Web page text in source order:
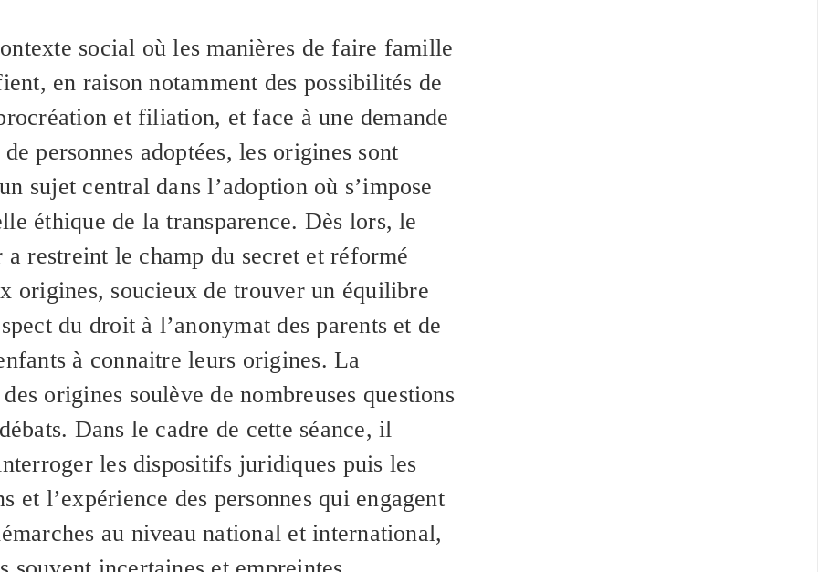
social où les manières de faire famille
en raison notamment des possibilités de
et filiation, et face à une demande
personnes adoptées, les origines sont
sujet central dans l’adoption où s’impose
éthique de la transparence. Dès lors, le
a restreint le champ du secret et réformé
origines, soucieux de trouver un équilibre
du droit à l’anonymat des parents et de
à connaitre leurs origines. La
origines soulève de nombreuses questions
Dans le cadre de cette séance, il
les dispositifs juridiques puis les
et l’expérience des personnes qui engagent
au niveau national et international,